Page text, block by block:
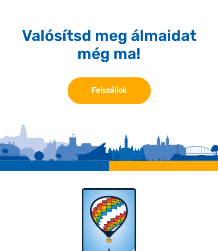
Valósítsd meg álmaidat
még ma!
Felszállok